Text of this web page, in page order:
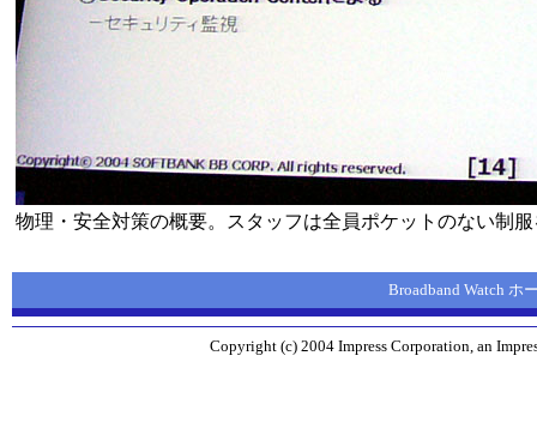
物理・安全対策の概要。スタッフは全員ポケットのない制
Broadband Watch ホ
Copyright (c) 2004 Impress Corporation, an